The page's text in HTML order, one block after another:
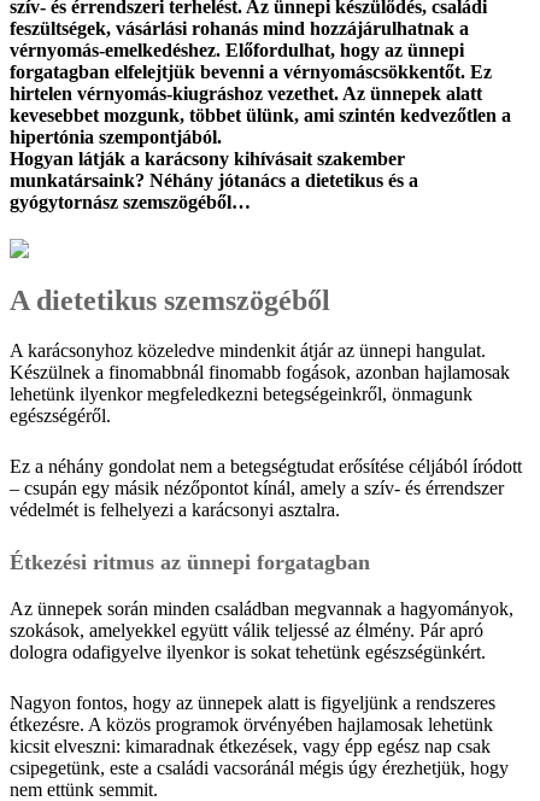
szív- és érrendszeri terhelést. Az ünnepi készülődés, családi
feszültségek, vásárlási rohanás mind hozzájárulhatnak a
vérnyomás-emelkedéshez. Előfordulhat, hogy az ünnepi
forgatagban elfelejtjük bevenni a vérnyomáscsökkentőt. Ez
hirtelen vérnyomás-kiugráshoz vezethet. Az ünnepek alatt
kevesebbet mozgunk, többet ülünk, ami szintén kedvezőtlen a
hipertónia szempontjából.
Hogyan látják a karácsony kihívásait szakember
munkatársaink? Néhány jótanács a dietetikus és a
gyógytornász szemszögéből…
A dietetikus szemszögéből
A karácsonyhoz közeledve mindenkit átjár az ünnepi hangulat.
Készülnek a finomabbnál finomabb fogások, azonban hajlamosak
lehetünk ilyenkor megfeledkezni betegségeinkről, önmagunk
egészségéről.
Ez a néhány gondolat nem a betegségtudat erősítése céljából íródott
– csupán egy másik nézőpontot kínál, amely a szív- és érrendszer
védelmét is felhelyezi a karácsonyi asztalra.
Étkezési ritmus az ünnepi forgatagban
Az ünnepek során minden családban megvannak a hagyományok,
szokások, amelyekkel együtt válik teljessé az élmény. Pár apró
dologra odafigyelve ilyenkor is sokat tehetünk egészségünkért.
Nagyon fontos, hogy az ünnepek alatt is figyeljünk a rendszeres
étkezésre. A közös programok örvényében hajlamosak lehetünk
kicsit elveszni: kimaradnak étkezések, vagy épp egész nap csak
csipegetünk, este a családi vacsoránál mégis úgy érezhetjük, hogy
nem ettünk semmit.